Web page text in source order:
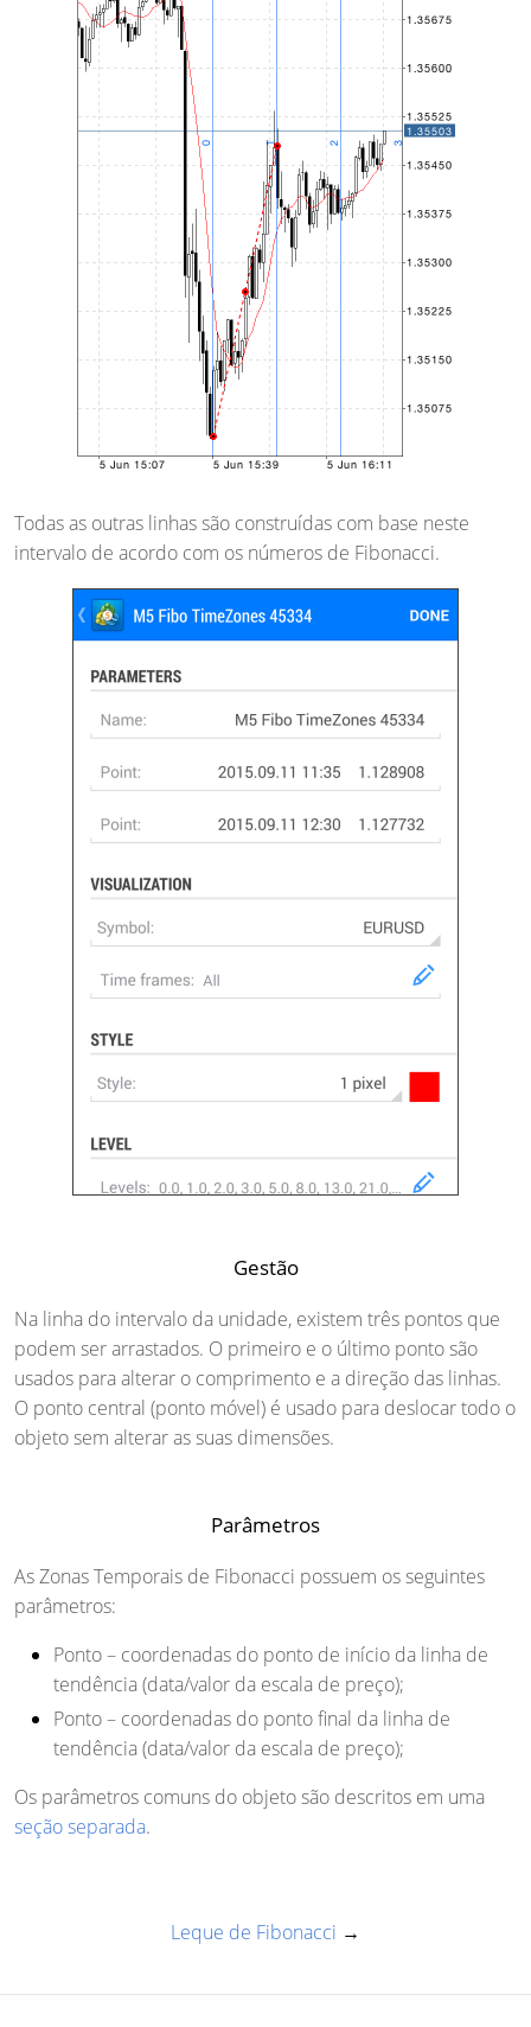
Todas as outras linhas são construídas com base neste
intervalo de acordo com os números de Fibonacci.
Gestão
Na linha do intervalo da unidade, existem três pontos que
podem ser arrastados. O primeiro e o último ponto são
usados ​​para alterar o comprimento e a direção das linhas.
O ponto central (ponto móvel) é usado para deslocar todo o
objeto sem alterar as suas dimensões.
Parâmetros
As Zonas Temporais de Fibonacci possuem os seguintes
parâmetros:
Ponto– coordenadas do ponto de início da linha de
tendência (data/valor da escala de preço);
Ponto– coordenadas do ponto final da linha de
tendência (data/valor da escala de preço);
Os parâmetros comuns do objeto são descritos em uma
seção separada.
Leque de Fibonacci →